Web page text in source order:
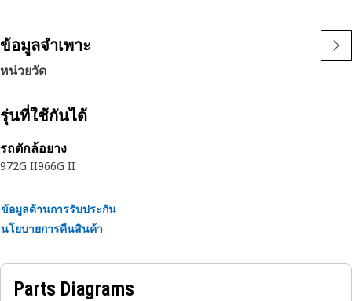
ข้อมูลจำเพาะ
หน่วยวัด
รุ่นที่ใช้กันได้
รถตักล้อยาง
972G II966G II
ข้อมูลด้านการรับประกัน
นโยบายการคืนสินค้า
Parts Diagrams